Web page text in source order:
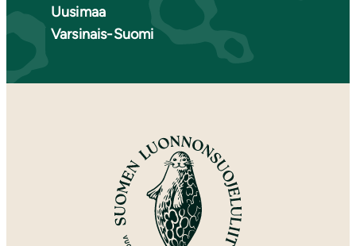
Uusimaa
Varsinais-Suomi